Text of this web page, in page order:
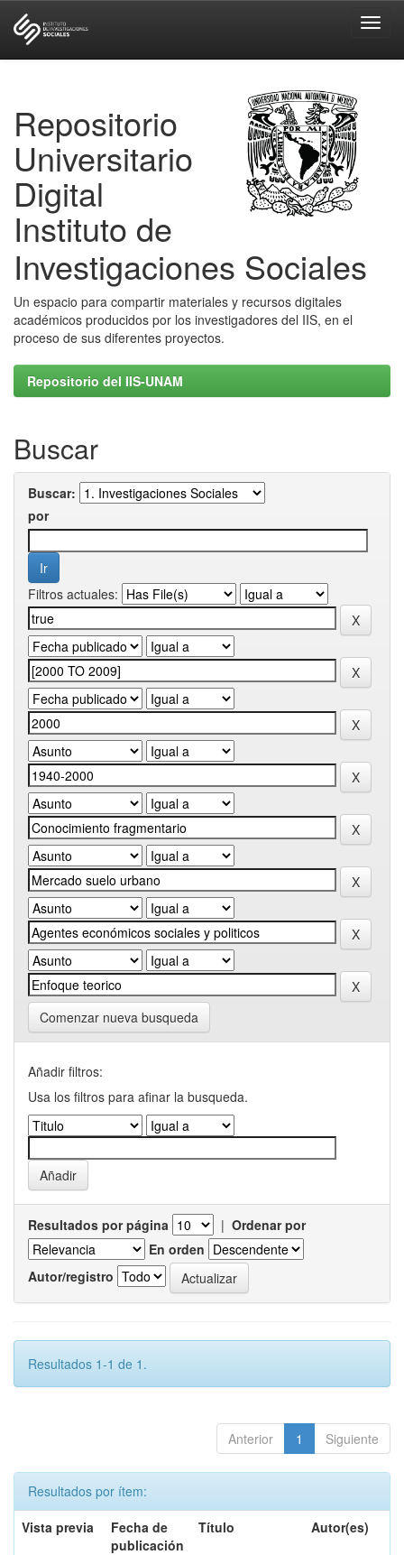
Repositorio
Universitario
Digital
Instituto de
Investigaciones Sociales
Un espacio para compartir materiales y recursos digitales
académicos producidos por los investigadores del IIS, en el
proceso de sus diferentes proyectos.
Repositorio del IIS-UNAM
Buscar
Buscar:
por
Filtros actuales:
Comenzar nueva busqueda
Añadir filtros:
Usa los filtros para afinar la busqueda.
Resultados por página | Ordenar por
En orden
Autor/registro
Resultados 1-1 de 1.
Anterior 1 Siguiente
Resultados por ítem:
Vista previa
Fecha de
publicación
Título Autor(es)